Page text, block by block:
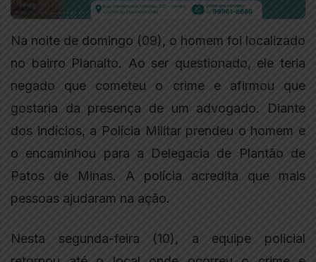
Na noite de domingo (09), o homem foi localizado
no bairro Planalto. Ao ser questionado, ele teria
negado que cometeu o crime e afirmou que
gostaria da presença de um advogado. Diante
dos indícios, a Polícia Militar prendeu o homem e
o encaminhou para a Delegacia de Plantão de
Patos de Minas. A polícia acredita que mais
pessoas ajudaram na ação.
Nesta segunda-feira (10), a equipe policial